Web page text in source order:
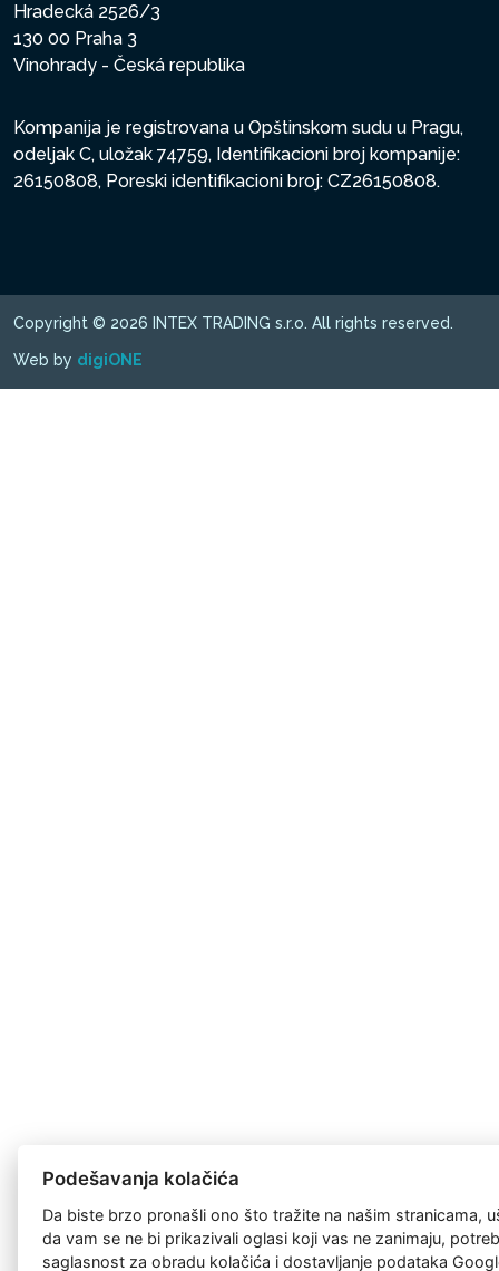
Hradecká 2526/3
130 00 Praha 3
Vinohrady - Česká republika
Kompanija je registrovana u Opštinskom sudu u Pragu,
odeljak C, uložak 74759, Identifikacioni broj kompanije:
26150808, Poreski identifikacioni broj: CZ26150808.
Copyright © 2026 INTEX TRADING s.r.o. All rights reserved.
Web by digiONE
Podešavanja kolačića
Da biste brzo pronašli ono što tražite na našim stranicama,
da vam se ne bi prikazivali oglasi koji vas ne zanimaju,
saglasnost zaobradu kolačića i dostavljanje podataka